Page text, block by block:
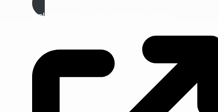
Selengkapnya Sewa Mobil di Bali